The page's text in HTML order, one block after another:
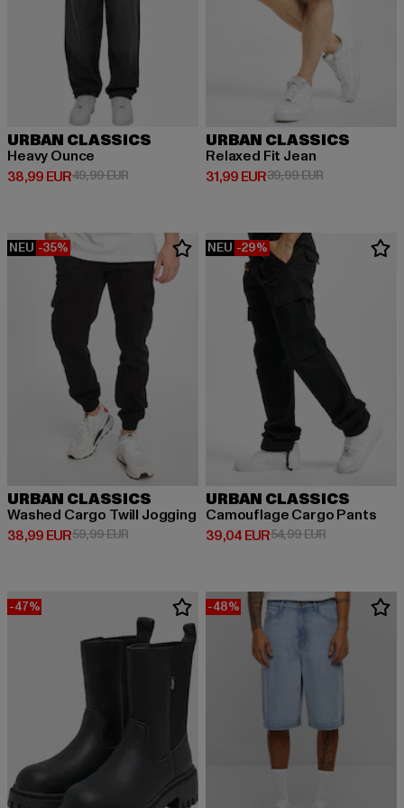
URBAN CLASSICS
Heavy Ounce
38,99 EUR
Derzeitiger Preis: 38,99 EUR
49,99 EURAktionspreis: 49,99 EUR
URBAN CLASSICS
Relaxed Fit Jean
31,99 EUR
Derzeitiger Preis: 31,99 EUR
39,99 EURAktionspreis:
NEU -35%
URBAN CLASSICS
Washed Cargo Twill Jogging
38,99 EUR
Derzeitiger Preis: 38,99 EUR
59,99 EURAktionspreis: 59,99 EUR
NEU -29%
URBAN CLASSICS
Camouflage Cargo Pants
39,04 EUR
Derzeitiger Preis: 39,04 EUR
54,99 EURAktionspreis:
-47% -48%